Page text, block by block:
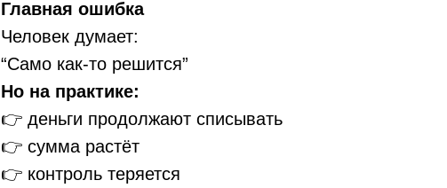
Главная ошибка
Человек думает:
“Само как-то решится”
Но на практике:
👉 деньги продолжают списывать
👉 сумма растёт
👉 контроль теряется